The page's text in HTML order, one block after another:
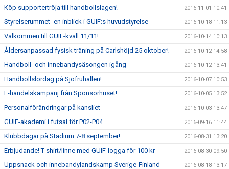
Köp supportertröja till handbollslagen! 2016-11-01 10:41
Styrelserummet- en inblick i GUIF:s huvudstyrelse 2016-10-18 11:13
Välkommen till GUIF-kväll 11/11! 2016-10-14 10:13
Åldersanpassad fysisk träning på Carlshöjd 25 oktober! 2016-10-12 14:58
Handboll- och innebandysäsongen igång 2016-10-12 13:41
Handbollslördag på Sjöfruhallen! 2016-10-07 10:53
E-handelskampanj från Sponsorhuset! 2016-10-05 13:52
Personalförändringar på kansliet 2016-10-03 13:47
GUIF-akademi i futsal för P02-P04 2016-09-16 11:44
Klubbdagar på Stadium 7-8 september! 2016-08-31 13:20
Erbjudande! T-shirt/linne med GUIF-logga för 100 kr 2016-08-30 09:50
Uppsnack och innebandylandskamp Sverige-Finland 2016-08-18 13:17